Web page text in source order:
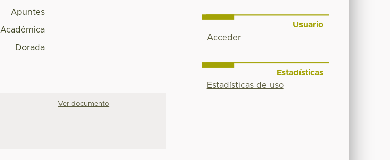
Apuntes
Académica
Dorada
Ver documento
Usuario
Acceder
Estadísticas
Estadísticas de uso